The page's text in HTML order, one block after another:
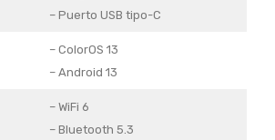
– Puerto USB tipo-C
– ColorOS 13
– Android 13
– WiFi 6
– Bluetooth 5.3